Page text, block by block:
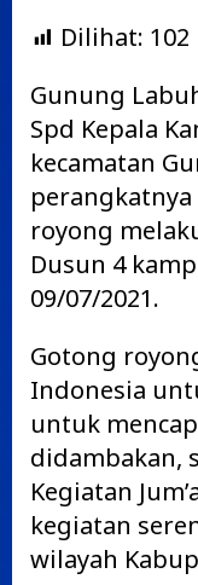
Dilihat: 102
Gunung
Spd Kepala
kecamatan
royong
Dusun 4
09/07/2021.
Gotong
Indonesia
untuk
didambakan,
Kegiatan
kegiatan
wilayah